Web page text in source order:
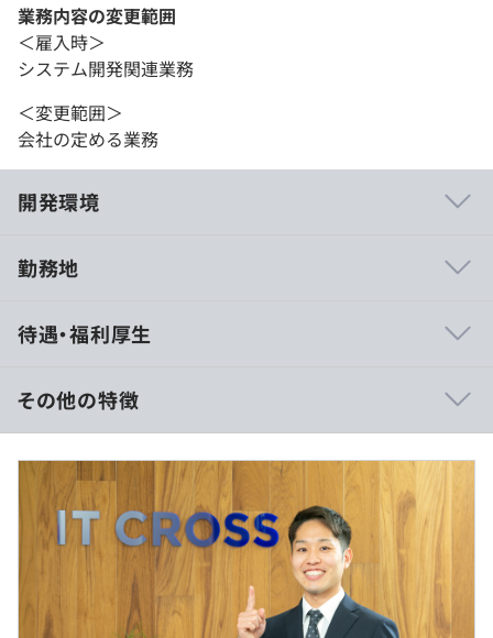
業務内容の変更範囲
＜雇入時＞
システム開発関連業務
＜変更範囲＞
会社の定める業務
開発環境
■材料原価算出システム
・OSなど：Windows Server 2016
・請負範囲：詳細設計、開発
【Web開発】
■資材管理Webシステム
・開発言語・DBなど：Java、Spring Framework（独自ｶ
ｽﾀﾑ）、Oracle Database 12c
・OSなど：CentOS 7
・請負範囲：詳細設計、開発、
勤務地
待遇・福利厚生
■賃金形態：月給制
■賃金の決定方法：当社規定により決定いたします
■月給：約200,000〜500,000円
・基本給：約180,000〜480,000円
・固定残業代：10〜20時間分、約20,000円～（超過分
は別途支給）
その他の特徴